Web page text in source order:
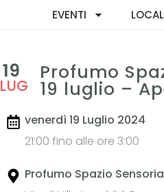
EVENTI
19
LUG
Profumo
19 luglio –
venerdì 19 Luglio 2024
21:00 fino alle ore 3:00
Profumo Spazio